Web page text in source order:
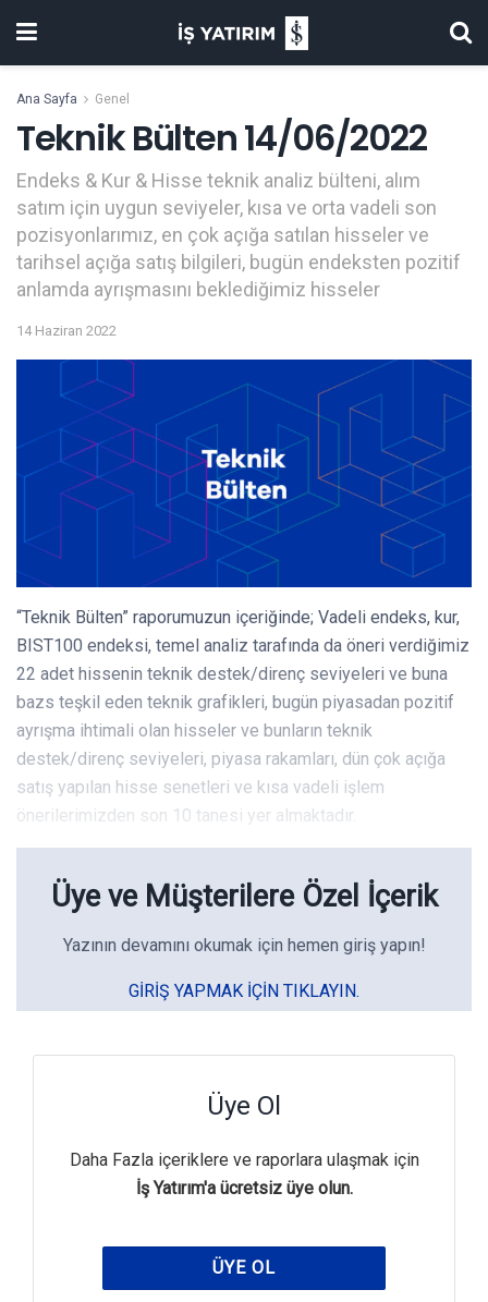
Ana Sayfa Genel
Teknik Bülten 14/06/2022
Endeks & Kur & Hisse teknik analiz bülteni, alım
satım için uygun seviyeler, kısa ve orta vadeli son
pozisyonlarımız, en çok açığa satılan hisseler ve
tarihsel açığa satış bilgileri, bugün endeksten pozitif
anlamda ayrışmasını beklediğimiz hisseler
14 Haziran 2022
“Teknik Bülten” raporumuzun içeriğinde; Vadeli endeks, kur,
BIST100 endeksi, temel analiz tarafında da öneri verdiğimiz
22 adet hissenin teknik destek/direnç seviyeleri ve buna
bazs teşkil eden teknik grafikleri, bugün piyasadan pozitif
ayrışma ihtimali olan hisseler ve bunların teknik
destek/direnç seviyeleri, piyasa rakamları, dün çok açığa
satış yapılan hisse senetleri ve kısa vadeli işlem
önerilerimizden son 10 tanesi yer almaktadır.
Üye ve Müşterilere Özel İçerik
Yazının devamını okumak için hemen giriş yapın!
GIRIŞ YAPMAK IÇIN TIKLAYIN.
Üye Ol
Daha Fazla içeriklere ve raporlara ulaşmak için
İş Yatırım'a ücretsiz üye olun.
ÜYE OL